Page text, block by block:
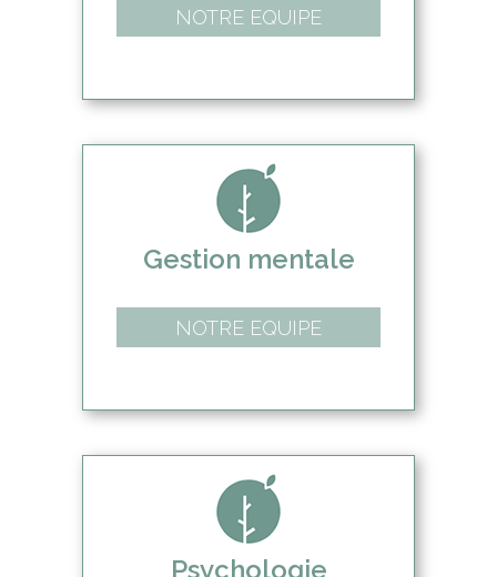
NOTRE EQUIPE
Gestion mentale
NOTRE EQUIPE
Psychologie